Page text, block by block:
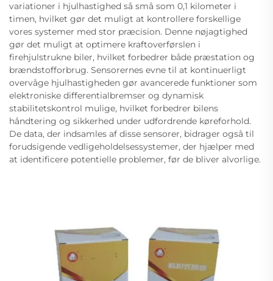
variationer i hjulhastighed så små som 0,1 kilometer i
timen, hvilket gør det muligt at kontrollere forskellige
vores systemer med stor præcision. Denne nøjagtighed
gør det muligt at optimere kraftoverførslen i
firehjulstrukne biler, hvilket forbedrer både præstation og
brændstofforbrug. Sensorernes evne til at kontinuerligt
overvåge hjulhastigheden gør avancerede funktioner som
elektroniske differentialbremser og dynamisk
stabilitetskontrol mulige, hvilket forbedrer bilens
håndtering og sikkerhed under udfordrende køreforhold.
De data, der indsamles af disse sensorer, bidrager også til
forudsigende vedligeholdelsessystemer, der hjælper med
at identificere potentielle problemer, før de bliver alvorlige.